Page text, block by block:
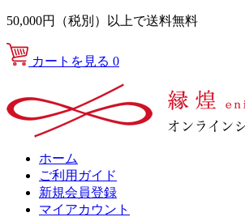
50,000円（税別）以上で送料無料
カートを見る 0
ホーム
ご利用ガイド
新規会員登録
マイアカウント